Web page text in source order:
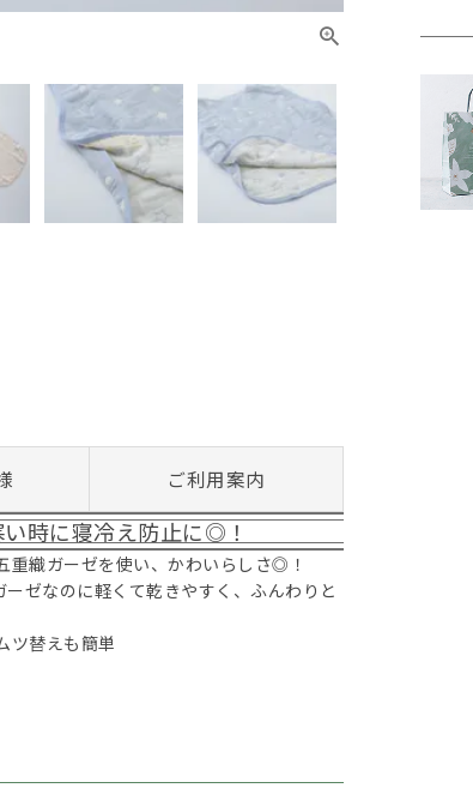
ご利用案内
時に寝冷え防止に◎！
重織ガーゼを使い、かわいらしさ◎！
ゼなのに軽くて乾きやすく、ふんわりと
ツ替えも簡単